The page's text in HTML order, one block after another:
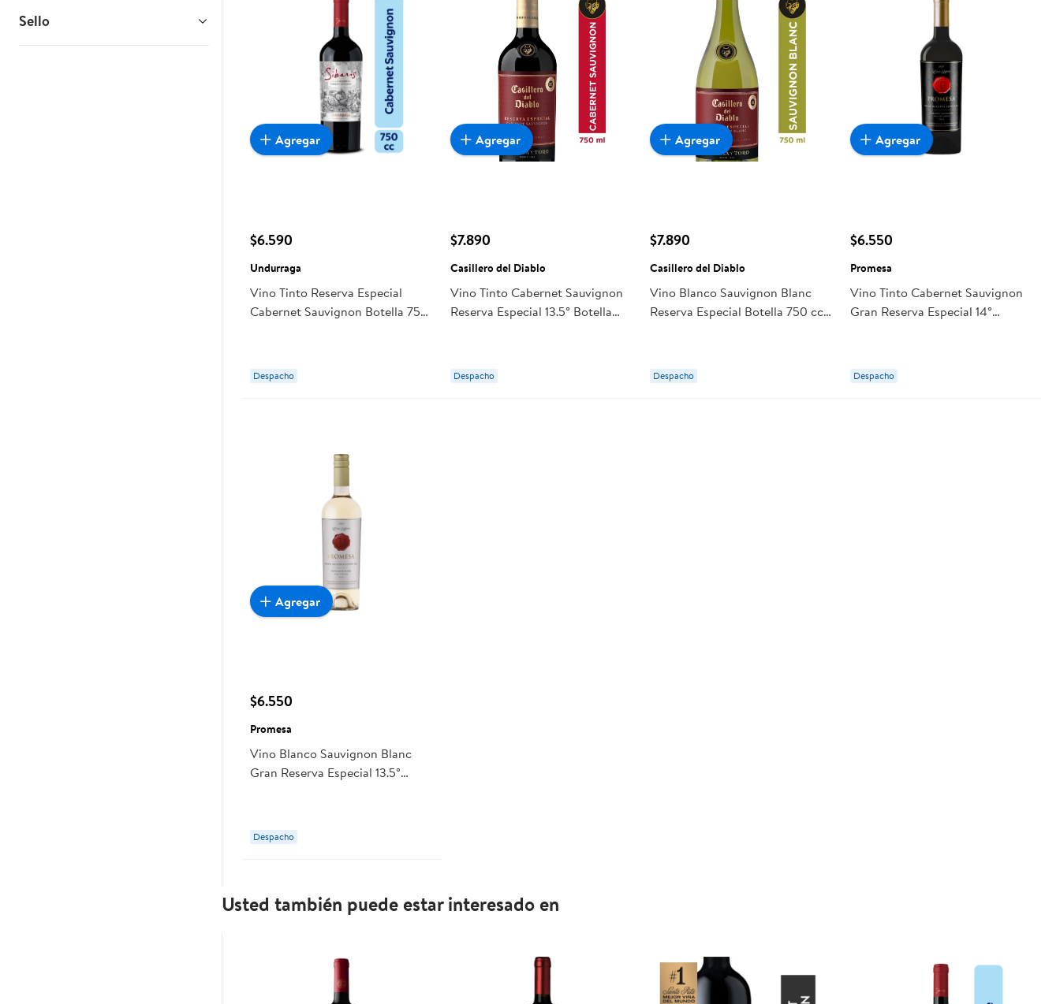
Sello
$6.590
Undurraga
Vino Tinto Reserva Especial
Cabernet Sauvignon Botella 750
Despacho
Agregar
$7.890
Casillero del Diablo
Vino Tinto Cabernet Sauvignon
Reserva Especial 13.5° Botella
Despacho
Agregar
$7.890
Casillero del Diablo
Vino Blanco Sauvignon Blanc
Reserva Especial Botella 750 cc
Despacho
Agregar
$6.550
Promesa
Vino Tinto Cabernet Sauvignon
Gran Reserva Especial 14°
Despacho
Agregar
$6.550
Promesa
Vino Blanco Sauvignon Blanc
Gran Reserva Especial 13.5°
Despacho
Agregar
Usted también puede estar interesado en